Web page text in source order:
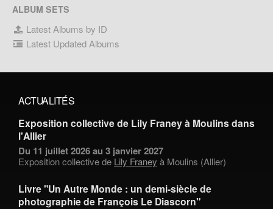
ALBUM SETS
Latest Albums by ID
Latest Updated Albums
ACTUALITÉS
Exposition collective de Lily Franey à Moulins dans
l'Allier
Du 11 juillet 2026 au 3 janvier 2027
Exposition collective de Lily Franey à Moulins (Allier)
Livre "Un Autre Monde : un demi-siècle de
photographie de François Le Diascorn"